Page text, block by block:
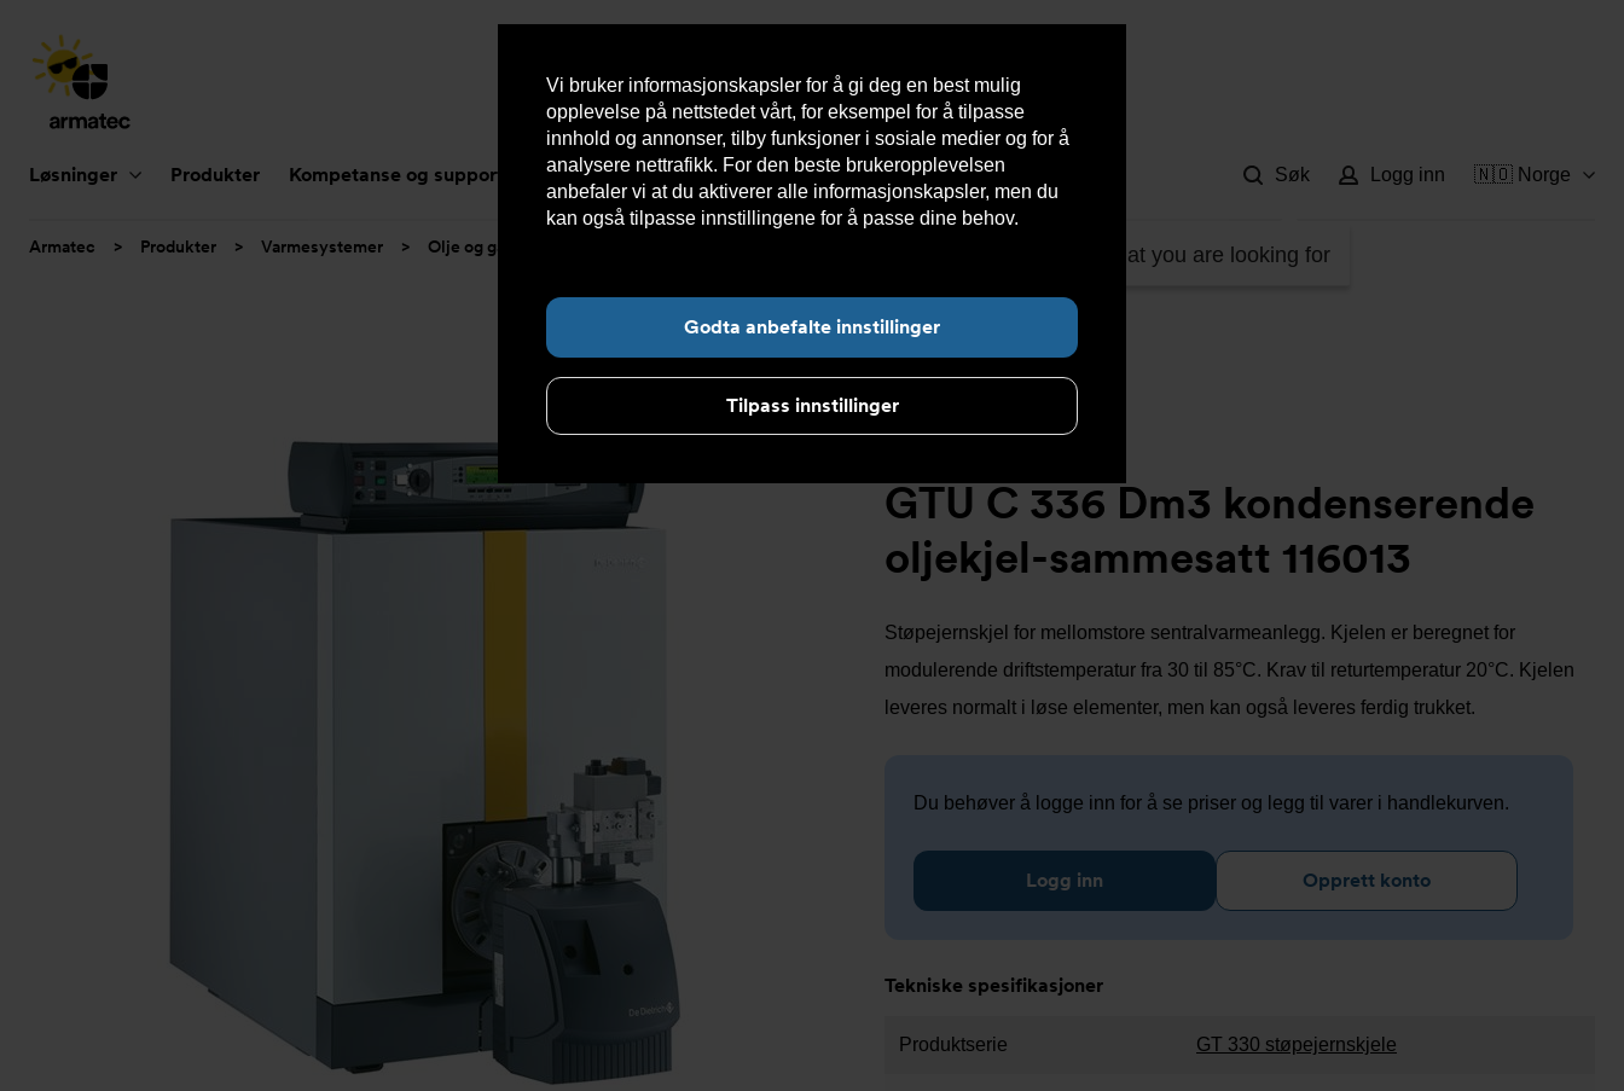
Vi bruker informasjonskapsler for å gi deg en best mulig
opplevelse på nettstedet vårt, for eksempel for å tilpasse
innhold og annonser, tilby funksjoner i sosiale medier og for å
analysere nettrafikk. For den beste brukeropplevelsen
anbefaler vi at du aktiverer alle informasjonskapsler, men du
kan også tilpasse innstillingene for å passe dine behov.
Godta anbefalte innstillinger
Tilpass innstillinger
Løsninger Produkter Kompetanse og support Nyheter Om oss Kontakt oss Nettbutikk Bærekraft
Find what you are looking for
Søk Logg inn 🇳🇴 Norge
Du
Armatec > Produkter > Varmesystemer > Olje og gass GTU C 336 Dm3 kondenserende oljekjel-sammesatt 116013
GTU C 336 Dm3 kondenserende
oljekjel-sammesatt 116013
Støpejernskjel for mellomstore sentralvarmeanlegg. Kjelen er beregnet for
modulerende driftstemperatur fra 30 til 85°C. Krav til returtemperatur 20°C. Kjelen
leveres normalt i løse elementer, men kan også leveres ferdig trukket.
Du behøver å logge inn for å se priser og legg til varer i handlekurven.
Logg inn Opprett konto
Tekniske spesifikasjoner
Produktserie GT 330 støpejernskjele